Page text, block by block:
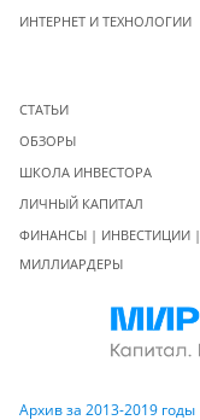
ИНТЕРНЕТ И ТЕХНОЛОГИИ
СТАТЬИ
ОБЗОРЫ
ШКОЛА ИНВЕСТОРА
ЛИЧНЫЙ КАПИТАЛ
ФИНАНСЫ | ИНВЕСТИЦИИ |
МИЛЛИАРДЕРЫ
Архив за 2013-2019 годы